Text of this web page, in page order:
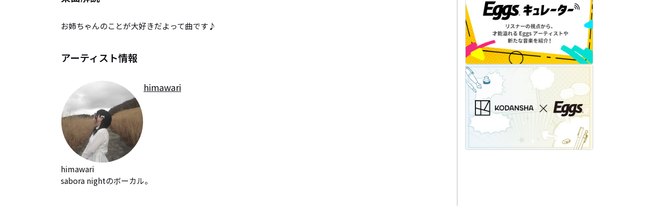
お姉ちゃんのことが大好きだよって曲です♪
アーティスト情報
himawari
himawari
sabora nightのボーカル。